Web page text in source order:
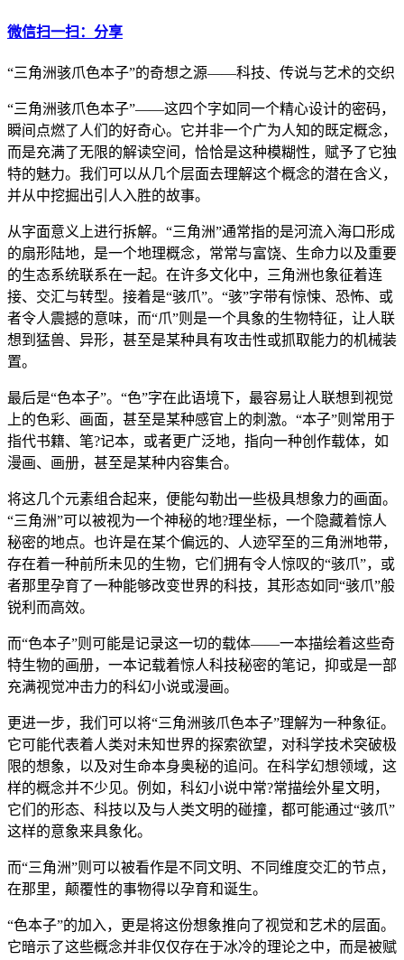
微信扫一扫：分享
“三角洲骇爪色本子”的奇想之源——科技、传说与艺术的交织
“三角洲骇爪色本子”——这四个字如同一个精心设计的密码，
瞬间点燃了人们的好奇心。它并非一个广为人知的既定概念，
而是充满了无限的解读空间，恰恰是这种模糊性，赋予了它独
特的魅力。我们可以从几个层面去理解这个概念的潜在含义，
并从中挖掘出引人入胜的故事。
从字面意义上进行拆解。“三角洲”通常指的是河流入海口形成
的扇形陆地，是一个地理概念，常常与富饶、生命力以及重要
的生态系统联系在一起。在许多文化中，三角洲也象征着连
接、交汇与转型。接着是“骇爪”。“骇”字带有惊悚、恐怖、或
者令人震撼的意味，而“爪”则是一个具象的生物特征，让人联
想到猛兽、异形，甚至是某种具有攻击性或抓取能力的机械装
置。
最后是“色本子”。“色”字在此语境下，最容易让人联想到视觉
上的色彩、画面，甚至是某种感官上的刺激。“本子”则常用于
指代书籍、笔?记本，或者更广泛地，指向一种创作载体，如
漫画、画册，甚至是某种内容集合。
将这几个元素组合起来，便能勾勒出一些极具想象力的画面。
“三角洲”可以被视为一个神秘的地?理坐标，一个隐藏着惊人
秘密的地点。也许是在某个偏远的、人迹罕至的三角洲地带，
存在着一种前所未见的生物，它们拥有令人惊叹的“骇爪”，或
者那里孕育了一种能够改变世界的科技，其形态如同“骇爪”般
锐利而高效。
而“色本子”则可能是记录这一切的载体——一本描绘着这些奇
特生物的画册，一本记载着惊人科技秘密的笔记，抑或是一部
充满视觉冲击力的科幻小说或漫画。
更进一步，我们可以将“三角洲骇爪色本子”理解为一种象征。
它可能代表着人类对未知世界的探索欲望，对科学技术突破极
限的想象，以及对生命本身奥秘的追问。在科学幻想领域，这
样的概念并不少见。例如，科幻小说中常?常描绘外星文明，
它们的形态、科技以及与人类文明的碰撞，都可能通过“骇爪”
这样的意象来具象化。
而“三角洲”则可以被看作是不同文明、不同维度交汇的节点，
在那里，颠覆性的事物得以孕育和诞生。
“色本子”的加入，更是将这份想象推向了视觉和艺术的层面。
它暗示了这些概念并非仅仅存在于冰冷的理论之中，而是被赋